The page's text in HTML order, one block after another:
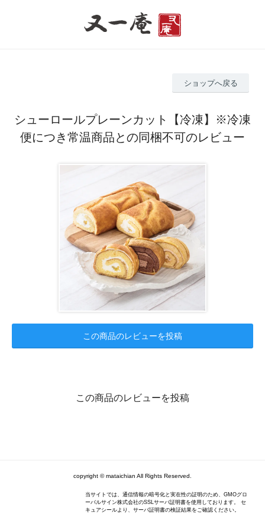
ショップへ戻る
シューロールプレーンカット【冷凍】※冷凍
便につき常温商品との同梱不可のレビュー
この商品のレビューを投稿
この商品のレビューを投稿
copyright © mataichian All Rights Reserved.
当サイトでは、通信情報の暗号化と実在性の証明のため、GMOグロ
ーバルサイン株式会社のSSLサーバ証明書を使用しております。 セ
キュアシールより、サーバ証明書の検証結果をご確認ください。